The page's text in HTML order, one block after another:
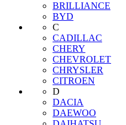
BRILLIANCE
BYD
C
CADILLAC
CHERY
CHEVROLET
CHRYSLER
CITROEN
D
DACIA
DAEWOO